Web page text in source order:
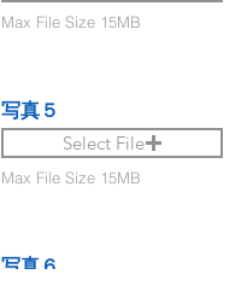
Max File Size 15MB
写真５
Select File
Max File Size 15MB
写真６